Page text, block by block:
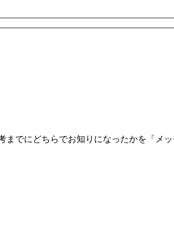
でにどちらでお知りになったかを「メ